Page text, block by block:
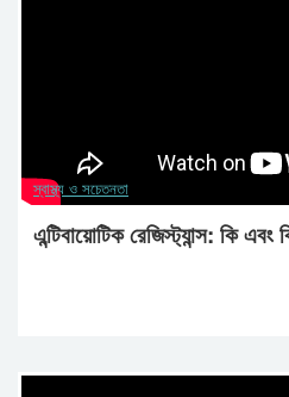
স্বাস্থ্য ও সচেতনতা
এন্টিবায়োটিক রেজিস্ট্যান্স: কি